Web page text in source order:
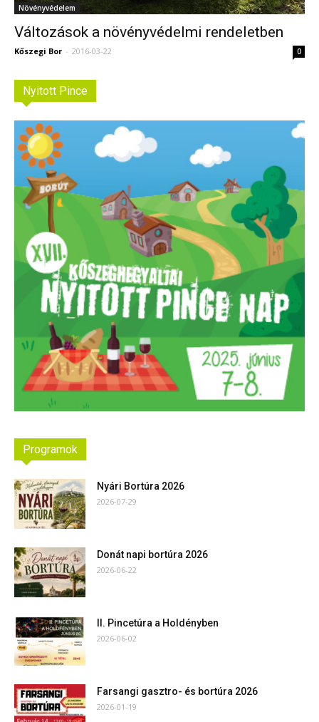
Növényvédelem
Változások a növényvédelmi rendeletben
Kőszegi Bor - 2016-03-22 0
Nyitott Pince
Programok
Nyári Bortúra 2026
2026-07-29
Donát napi bortúra 2026
2026-06-22
II. Pincetúra a Holdényben
2026-06-02
Farsangi gasztro- és bortúra 2026
2026-01-19